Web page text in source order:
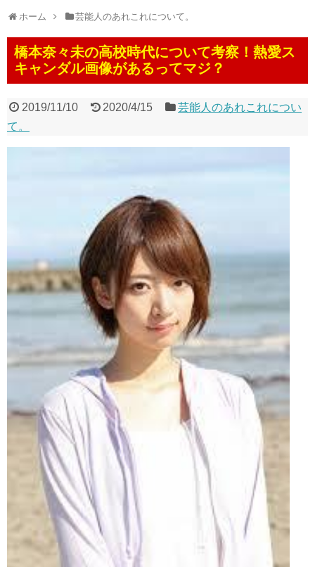
ホーム 芸能人のあれこれについて。
橋本奈々未の高校時代について考察！熱愛ス
キャンダル画像があるってマジ？
2019/11/10 2020/4/15
芸能人のあれこれについ
て。